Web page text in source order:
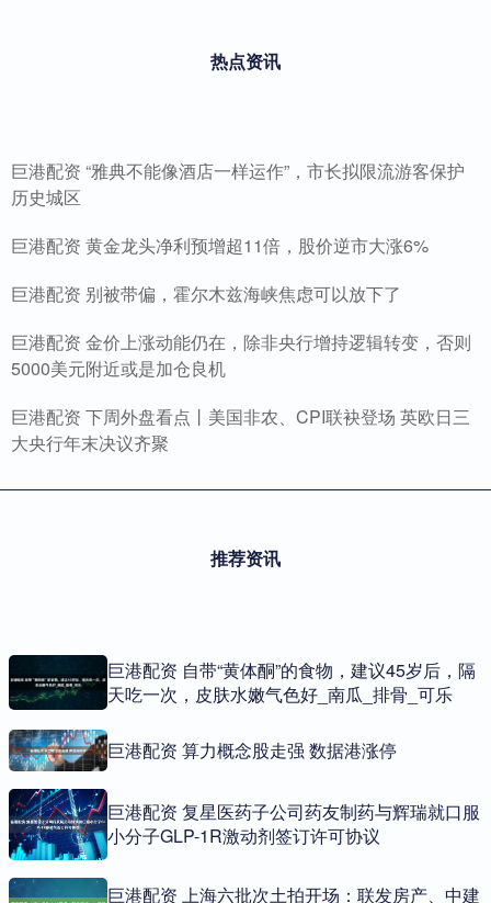
热点资讯
巨港配资 “雅典不能像酒店一样运作”，市长拟限流游客保护
历史城区
巨港配资 黄金龙头净利预增超11倍，股价逆市大涨6%
巨港配资 别被带偏，霍尔木兹海峡焦虑可以放下了
巨港配资 金价上涨动能仍在，除非央行增持逻辑转变，否则
5000美元附近或是加仓良机
巨港配资 下周外盘看点丨美国非农、CPI联袂登场 英欧日三
大央行年末决议齐聚
推荐资讯
巨港配资 自带“黄体酮”的食物，建议45岁后，隔
天吃一次，皮肤水嫩气色好_南瓜_排骨_可乐
巨港配资 算力概念股走强 数据港涨停
巨港配资 复星医药子公司药友制药与辉瑞就口服
小分子GLP-1R激动剂签订许可协议
巨港配资 上海六批次土拍开场：联发房产、中建